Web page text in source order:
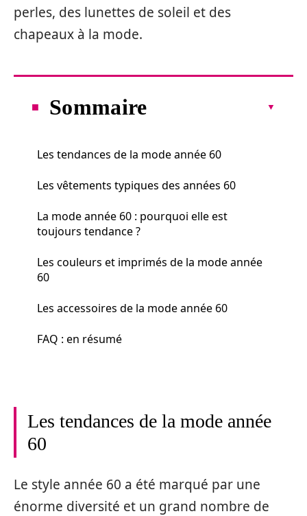
perles, des lunettes de soleil et des
chapeaux à la mode.
Sommaire
Les tendances de la mode année 60
Les vêtements typiques des années 60
La mode année 60 : pourquoi elle est
toujours tendance ?
Les couleurs et imprimés de la mode année
60
Les accessoires de la mode année 60
FAQ : en résumé
Les tendances de la mode année
60
Le style année 60 a été marqué par une
énorme diversité et un grand nombre de